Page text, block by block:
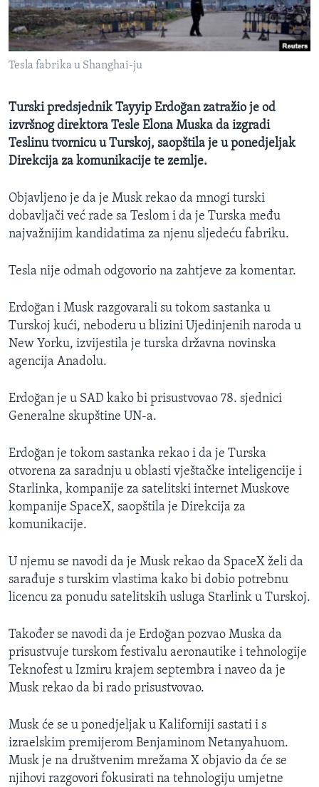
MAGAZIN
O GLASU AMERIKE
PRATITE NAS
Tesla fabrika u Shanghai-ju
Turski predsjednik Tayyip Erdoğan zatražio je od
izvršnog direktora Tesle Elona Muska da izgradi
Teslinu tvornicu u Turskoj, saopštila je u ponedjeljak
Direkcija za komunikacije te zemlje.
Objavljeno je da je Musk rekao da mnogi turski
dobavljači već rade sa Teslom i da je Turska među
najvažnijim kandidatima za njenu sljedeću fabriku.
Tesla nije odmah odgovorio na zahtjeve za komentar.
Erdoğan i Musk razgovarali su tokom sastanka u
Turskoj kući, neboderu u blizini Ujedinjenih naroda u
New Yorku, izvijestila je turska državna novinska
agencija Anadolu.
Erdoğan je u SAD kako bi prisustvovao 78. sjednici
Generalne skupštine UN-a.
Erdoğan je tokom sastanka rekao i da je Turska
otvorena za saradnju u oblasti vještačke inteligencije i
Starlinka, kompanije za satelitski internet Muskove
kompanije SpaceX, saopštila je Direkcija za
komunikacije.
U njemu se navodi da je Musk rekao da SpaceX želi da
sarađuje s turskim vlastima kako bi dobio potrebnu
licencu za ponudu satelitskih usluga Starlink u Turskoj.
Također se navodi da je Erdoğan pozvao Muska da
prisustvuje turskom festivalu aeronautike i tehnologije
Teknofest u Izmiru krajem septembra i naveo da je
Musk rekao da bi rado prisustvovao.
Musk će se u ponedjeljak u Kaliforniji sastati i s
izraelskim premijerom Benjaminom Netanyahuom.
Musk je na društvenim mrežama X objavio da će se
njihovi razgovori fokusirati na tehnologiju umjetne